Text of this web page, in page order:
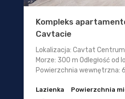
Kompleks
Cavtacie
Lokalizacja: Cavtat
Morze: 300 m Odległość od
Powierzchnia wewnętrzna:
Lazienka Powierzchnia